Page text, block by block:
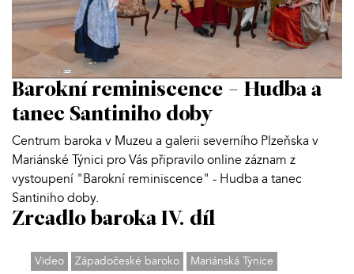
Barokní reminiscence - Hudba a
tanec Santiniho doby
Centrum baroka v Muzeu a galerii severního Plzeňska v
Mariánské Týnici pro Vás připravilo online záznam z
vystoupení "Barokní reminiscence" - Hudba a tanec
Santiniho doby.
Zrcadlo baroka IV. díl
Video Západočeské baroko Mariánská Týnice